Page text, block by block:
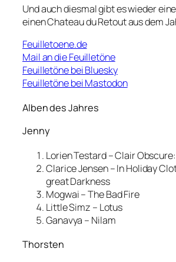
Und auch diesmal gibt es wieder
einen Chateau du Retout aus dem
Feuilletoene.de
Mail an die Feuilletöne
Feuilletöne bei Bluesky
Feuilletöne bei Mastodon
Alben des Jahres
Jenny
Lorien Testard – Clair
Clarice Jensen – In Holiday
great Darkness
Mogwai – The Bad Fire
Little Simz – Lotus
Ganavya – Nilam
Thorsten